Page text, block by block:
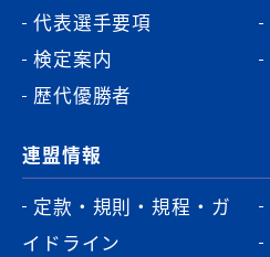
代表選手要項
検定案内
歴代優勝者
連盟情報
定款・規則・規程・ガ
イドライン